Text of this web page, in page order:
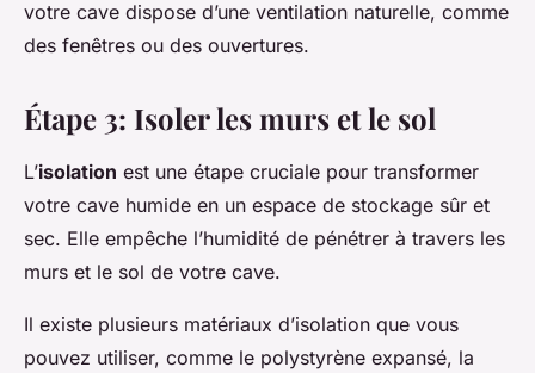
votre cave dispose d’une ventilation naturelle, comme
des fenêtres ou des ouvertures.
Étape 3: Isoler les murs et le sol
L’isolation est une étape cruciale pour transformer
votre cave humide en un espace de stockage sûr et
sec. Elle empêche l’humidité de pénétrer à travers les
murs et le sol de votre cave.
Il existe plusieurs matériaux d’isolation que vous
pouvez utiliser, comme le polystyrène expansé, la